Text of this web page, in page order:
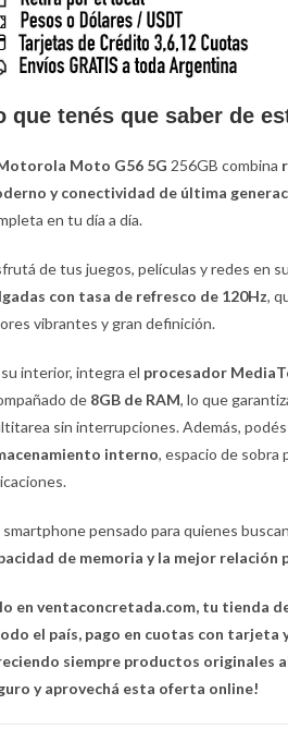
que tenés que saber de
Moto G56 5G 256GB combina
y conectividad de última
en tu día a día.
de tus juegos, películas y redes en su
con tasa de refresco de 120Hz,
vibrantes y gran definición.
su interior, integra el procesador
de 8GB de RAM, lo que
sin interrupciones. Además,
interno, espacio de sobra
smartphone pensado para quienes
de memoria y la mejor relación
en ventaconcretada.com, tu tienda
el país, pago en cuotas con tarjeta
siempre productos originales
y aprovechá esta oferta online!